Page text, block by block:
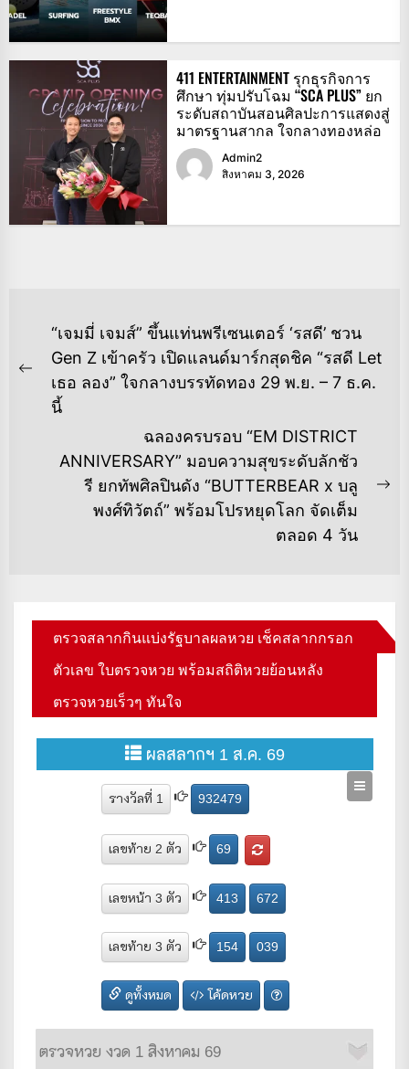
411 ENTERTAINMENT รุกธุรกิจการ
ศึกษา ทุ่มปรับโฉม “SCA PLUS” ยก
ระดับสถาบันสอนศิลปะการแสดงสู่
มาตรฐานสากล ใจกลางทองหล่อ
Admin2
สิงหาคม 3, 2026
แนะแนว
เรื่อง
Previous
post:
“เจมมี่ เจมส์” ขึ้นแท่นพรีเซนเตอร์ ‘รสดี’ ชวน
Gen Z เข้าครัว เปิดแลนด์มาร์กสุดชิค “รสดี Let
เธอ ลอง” ใจกลางบรรทัดทอง 29 พ.ย. – 7 ธ.ค.
นี้
ฉลองครบรอบ “EM DISTRICT
ANNIVERSARY” มอบความสุขระดับลักชัว
รี ยกทัพศิลปินดัง “BUTTERBEAR x บลู
พงศ์ทิวัตถ์” พร้อมโปรหยุดโลก จัดเต็ม
ตลอด 4 วัน
ตรวจสลากกินแบ่งรัฐบาลผลหวย เช็คสลากกรอก
ตัวเลข ใบตรวจหวย พร้อมสถิติหวยย้อนหลัง
ตรวจหวยเร็วๆ ทันใจ